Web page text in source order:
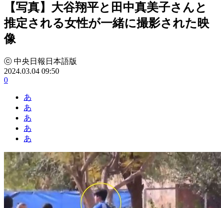
【写真】大谷翔平と田中真美子さんと
推定される女性が一緒に撮影された映
像
ⓒ 中央日報日本語版
2024.03.04 09:50
0
あ
あ
あ
あ
あ